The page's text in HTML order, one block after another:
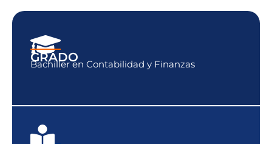
GRADO
Bachiller en Contabilidad y Finanzas